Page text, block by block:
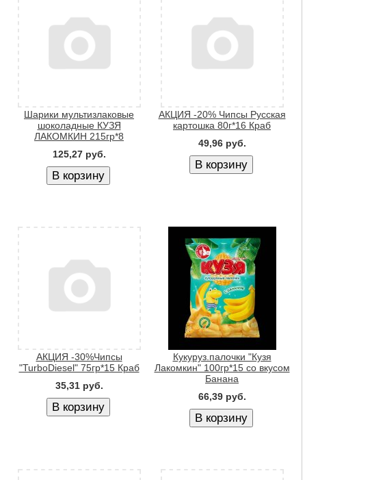
Шарики мультизлаковые
шоколадные КУЗЯ
ЛАКОМКИН 215гр*8
125,27 руб.
АКЦИЯ -20% Чипсы Русская
картошка 80г*16 Краб
49,96 руб.
АКЦИЯ -30%Чипсы
"TurboDiesel" 75гр*15 Краб
35,31 руб.
Кукуруз.палочки "Кузя
Лакомкин" 100гр*15 со вкусом
Банана
66,39 руб.